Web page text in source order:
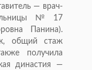
— врач-
№ 17
Панина).
общий стаж
получила
династия —